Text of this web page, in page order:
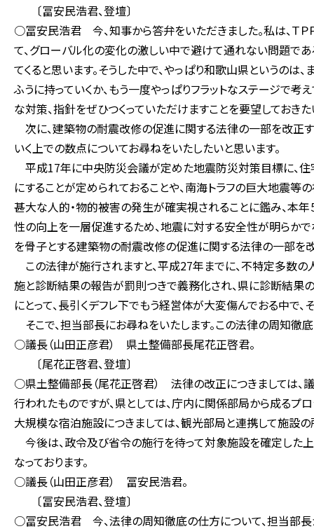
〔冨安民浩君、登壇〕
○冨安民浩君 今、知事から答弁をいただきました。私は、ＴＰ
て、グローバル化の変化の激しい中で避けて通れない問題で
てくると思います。そうした中で、やっぱり和歌山県というの
ふうに持っていくか、もう一度やっぱりフラットなステージで
な対策、指針をぜひつくっていただけますことを要望しておきた
次に、建築物の耐震改修の促進に関する法律の一部を改正
いく上での数点についてお尋ねをいたしたいと思います。
平成17年に中央防災会議が定めた地震防災対策目標に、
にすることが定められておることや、南海トラフの巨大地震
甚大な人的・物的被害の発生が確実視されることに鑑み、本
性の向上を一層促進するため、地震に対する安全性が明ら
を骨子とする建築物の耐震改修の促進に関する法律の一部を
この法律が施行されますと、平成27年までに、不特定多数
施と診断結果の報告が罰則つきで義務化され、県に診断結果
にとって、長引くデフレ下でもう経営体が大変傷んでおる中で
そこで、担当部長にお尋ねをいたします。この法律の周知徹
○議長（山田正彦君） 県土整備部長尾花正啓君。
〔尾花正啓君、登壇〕
○県土整備部長（尾花正啓君） 法律の改正につきましては、
行われたものですが、県としては、庁内に関係部局から成るプ
大規模な宿泊施設につきましては、観光部局と連携して施設
今後は、政令及び省令の施行を待って対象施設を確定した
なっております。
○議長（山田正彦君） 冨安民浩君。
〔冨安民浩君、登壇〕
○冨安民浩君 今、法律の周知徹底の仕方について、担当部長